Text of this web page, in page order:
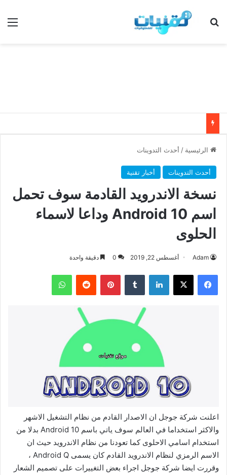
بحث عن
الرئيسية / أحدث التدوينات
أحدث التدوينات أخبار تقنية
نسخة الاندرويد القادمة سوف تحمل
اسم Android 10 وداعا لاسماء
الحلوى
Adam أغسطس 22, 2019 0 دقيقة واحدة
فيسبوك ‫X لينكدإن بينتيريست واتساب
اعلنت شركة جوجل ان الاصدار القادم من نظام التشغيل الاشهر
والاكثر استخداما في العالم سوف ياتي باسم Android 10 بدلا من
استخدام اسامي الاحلوى كما تعودنا من نظام الاندرويد حيث ان
الاسم الرمزي لنظام الاندرويد القادم كان يسمى Android Q ،
وقررت ايضا شركة جوجل اجراء بعض التغييرات على تصميم الشعار